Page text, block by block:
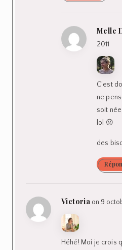
Melle
2011
C’est
ne
soit
lol 😛
des
Victoria on 9
Héhé! Moi je crois